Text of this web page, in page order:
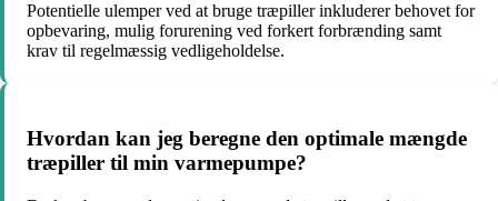
Potentielle ulemper ved at bruge træpiller inkluderer behovet for
opbevaring, mulig forurening ved forkert forbrænding samt
krav til regelmæssig vedligeholdelse.
Hvordan kan jeg beregne den optimale mængde
træpiller til min varmepumpe?